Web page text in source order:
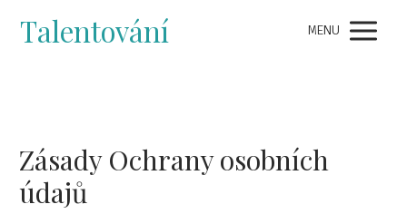
Talentování MENU
Zásady Ochrany osobních
údajů